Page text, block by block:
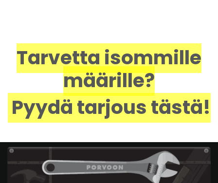
Tarvetta isommille
määrille?
Pyydä tarjous tästä!